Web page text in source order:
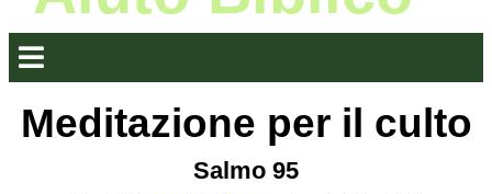
Meditazione per il culto
Salmo 95